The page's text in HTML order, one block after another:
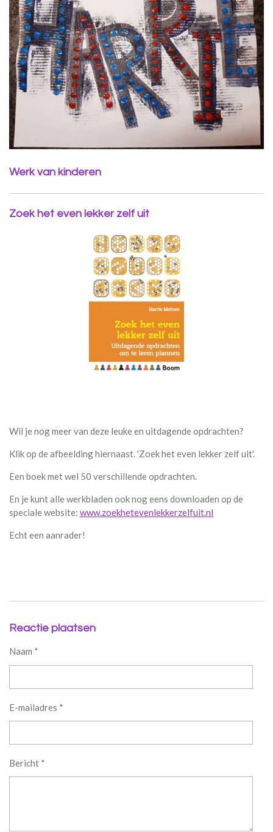
Werk van kinderen
Zoek het even lekker zelf uit
Wil je nog meer van deze leuke en uitdagende opdrachten?
Klik op de afbeelding hiernaast. 'Zoek het even lekker zelf uit'.
Een boek met wel 50 verschillende opdrachten.
En je kunt alle werkbladen ook nog eens downloaden op de
speciale website: www.zoekhetevenlekkerzelfuit.nl
Echt een aanrader!
Reactie plaatsen
Naam *
E-mailadres *
Bericht *